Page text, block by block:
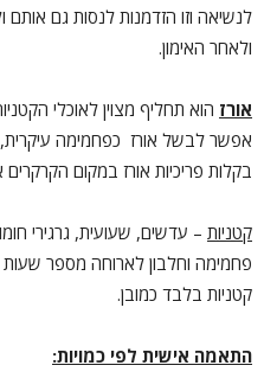
לנשיאה וזו הזדמנות לנסות גם אותם
ולאחר האימון.
אורז הוא תחליף מצוין לאוכלי
אפשר לבשל אורז כפחמימה עיקרית,
בקלות פריכיות אורז במקום
קטניות – עדשים, שעועית, גרגירי
פחמימה וחלבון לארוחה מספר שעות
קטניות בלבד כמובן.
התאמה אישית לפי כמויות: